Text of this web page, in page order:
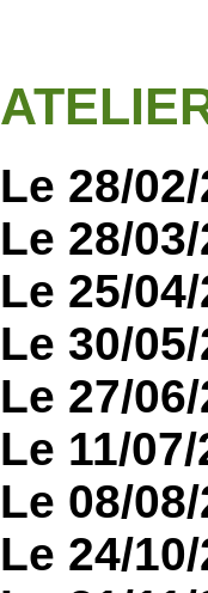
Le 28/
Le 28/
Le 25/
Le 30/
Le 27/
Le 11/
Le 08/
Le 24/